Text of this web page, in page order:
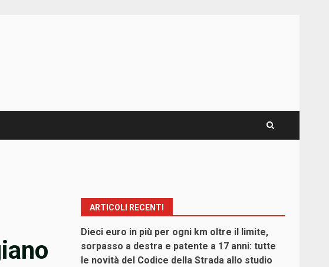
ARTICOLI RECENTI
Dieci euro in più per ogni km oltre il limite,
sorpasso a destra e patente a 17 anni: tutte
le novità del Codice della Strada allo studio